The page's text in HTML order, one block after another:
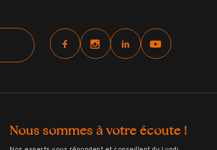
Nous sommes à votre écoute !